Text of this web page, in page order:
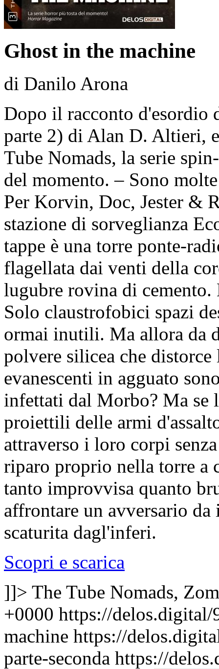
Ghost in the machine
di Danilo Arona
Dopo il racconto d'esordio
parte 2) di Alan D. Altieri,
Tube Nomads, la serie
del momento. – Sono
Per Korvin, Doc, Jester &
stazione di sorveglianza
tappe è una torre ponte-
flagellata dai venti della
lugubre rovina di cemento.
Solo claustrofobici spazi
ormai inutili. Ma allora da
polvere silicea che
evanescenti in agguato
infettati dal Morbo? Ma se
proiettili delle armi
attraverso i loro corpi
riparo proprio nella torre a
tanto improvvisa quanto
affrontare un avversario
scaturita dagl'inferi.
Scopri e scarica
]]> The Tube Nomads,
+0000 https://delos.digital/
machine https://
parte-seconda https://